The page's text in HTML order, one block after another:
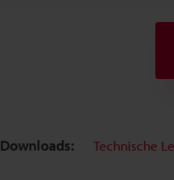
Downloads: Technische